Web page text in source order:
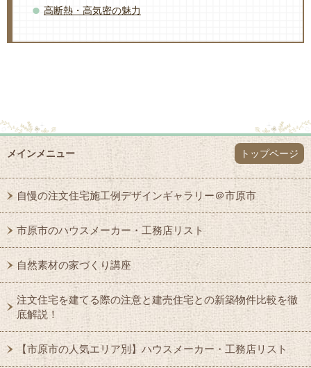
高断熱・高気密の魅力
メインメニュー トップページ
自慢の注文住宅施工例デザインギャラリー＠市原市
市原市のハウスメーカー・工務店リスト
自然素材の家づくり講座
注文住宅を建てる際の注意と建売住宅との新築物件比較を徹
底解説！
【市原市の人気エリア別】ハウスメーカー・工務店リスト